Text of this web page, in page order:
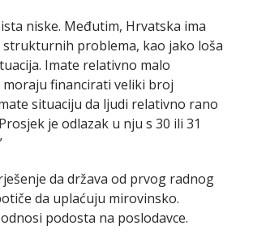
niske. Međutim, Hrvatska ima
problema, kao jako loša
Imate relativno malo
financirati veliki broj
situaciju da ljudi relativno rano
je odlazak u nju s 30 ili 31
da država od prvog radnog
da uplaćuju mirovinsko.
podosta na poslodavce.